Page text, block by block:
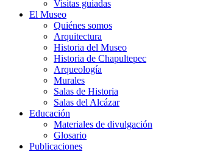
Visitas guiadas
El Museo
Quiénes somos
Arquitectura
Historia del Museo
Historia de Chapultepec
Arqueología
Murales
Salas de Historia
Salas del Alcázar
Educación
Materiales de divulgación
Glosario
Publicaciones